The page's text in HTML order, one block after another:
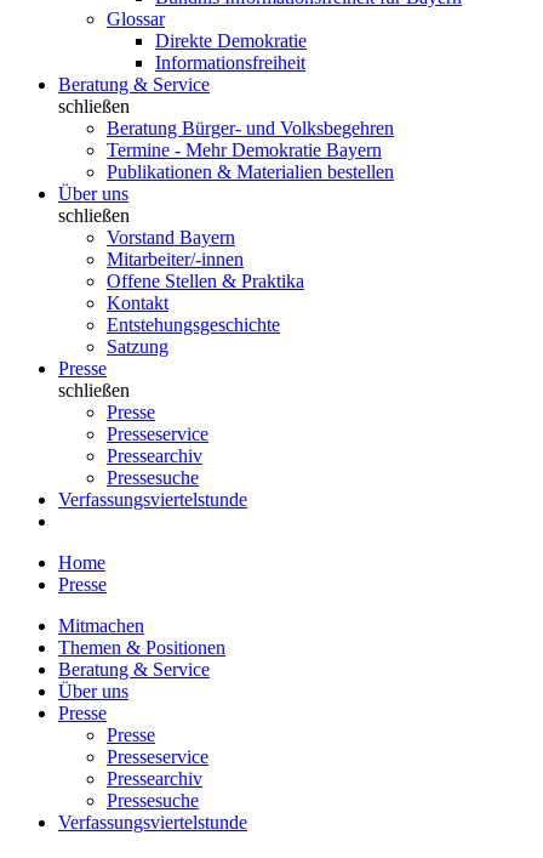
Glossar
Direkte Demokratie
Informationsfreiheit
Beratung & Service
schließen
Beratung Bürger- und Volksbegehren
Termine - Mehr Demokratie Bayern
Publikationen & Materialien bestellen
Über uns
schließen
Vorstand Bayern
Mitarbeiter/-innen
Offene Stellen & Praktika
Kontakt
Entstehungsgeschichte
Satzung
Presse
schließen
Presse
Presseservice
Pressearchiv
Pressesuche
Verfassungsviertelstunde
Home
Presse
Mitmachen
Themen & Positionen
Beratung & Service
Über uns
Presse
Presse
Presseservice
Pressearchiv
Pressesuche
Verfassungsviertelstunde